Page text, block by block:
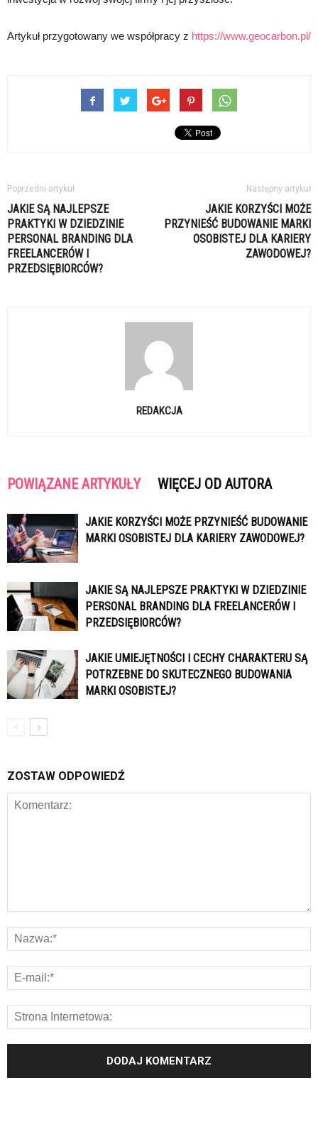
Artykuł przygotowany we współpracy z https://www.geocarbon.pl/
Poprzedni artykuł
JAKIE SĄ NAJLEPSZE
PRAKTYKI W DZIEDZINIE
PERSONAL BRANDING DLA
FREELANCERÓW I
PRZEDSIĘBIORCÓW?
Następny artykuł
JAKIE KORZYŚCI MOŻE
PRZYNIEŚĆ BUDOWANIE MARKI
OSOBISTEJ DLA KARIERY
ZAWODOWEJ?
REDAKCJA
POWIĄZANE ARTYKUŁY WIĘCEJ OD AUTORA
JAKIE KORZYŚCI MOŻE PRZYNIEŚĆ BUDOWANIE
MARKI OSOBISTEJ DLA KARIERY ZAWODOWEJ?
JAKIE SĄ NAJLEPSZE PRAKTYKI W DZIEDZINIE
PERSONAL BRANDING DLA FREELANCERÓW I
PRZEDSIĘBIORCÓW?
JAKIE UMIEJĘTNOŚCI I CECHY CHARAKTERU SĄ
POTRZEBNE DO SKUTECZNEGO BUDOWANIA
MARKI OSOBISTEJ?
ZOSTAW ODPOWIEDŹ